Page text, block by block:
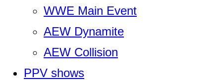
WWE Main Event
AEW Dynamite
AEW Collision
PPV shows